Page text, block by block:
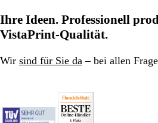
Ihre Ideen. Professionell
VistaPrint-Qualität.
Wir sind für Sie da – bei allen